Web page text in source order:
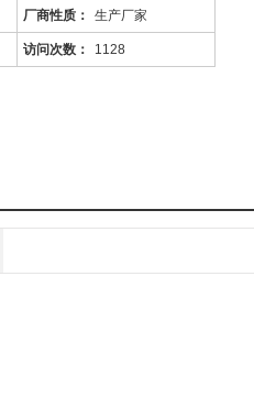
厂商性质： 生产厂家
访问次数： 1128